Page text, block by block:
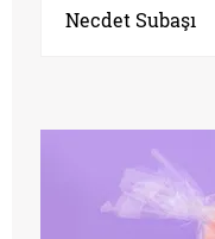
Necdet Subaşı